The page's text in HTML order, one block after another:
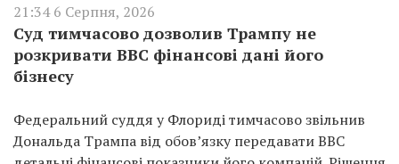
21:34 6 Серпня, 2026
Суд тимчасово дозволив Трампу не
розкривати BBC фінансові дані його
бізнесу
Федеральний суддя у Флориді тимчасово звільнив
Дональда Трампа від обов’язку передавати BBC